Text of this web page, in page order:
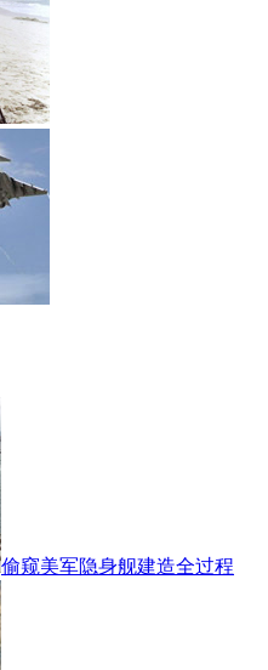
偷窥美军隐身舰建造全过程